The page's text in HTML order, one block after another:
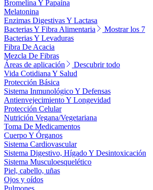
Bromelina Y Papaína
Melatonina
Enzimas Digestivas Y Lactasa
Bacterias Y Fibra Alimentaria
Mostrar los 7
Bacterias Y Levaduras
Fibra De Acacia
Mezcla De Fibras
Áreas de aplicación
Descubrir todo
Vida Cotidiana Y Salud
Protección Básica
Sistema Inmunológico Y Defensas
Antienvejecimiento Y Longevidad
Protección Celular
Nutrición Vegana/Vegetariana
Toma De Medicamentos
Cuerpo Y Órganos
Sistema Cardiovascular
Sistema Digestivo, Hígado Y Desintoxicación
Sistema Musculoesquelético
Piel, cabello, uñas
Ojos y oídos